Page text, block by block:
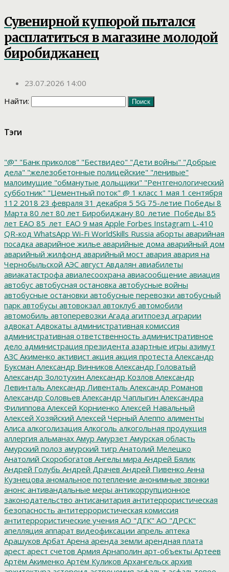
Сувенирной купюрой пытался
расплатиться в магазине молодой
биробиджанец
23.07.2026 14:00
Найти:
Тэги
"@" "Банк приколов" "Бествидео" "Дети войны" "Добрые
дела" "железобетонные полицейские" "ленивые"
малоимущие "обманутые дольщики" "Рентгенологический
субботник" "Цементный поток" @ 1 класс 1 мая 1 сентября
112 2018 23 февраля 31 декабря 5 5G 75-летие Победы 8
Марта 80 лет 80 лет Биробиджану 80_летие_Победы 85
лет ЕАО 85_лет_ЕАО 9 мая Apple Forbes Instagram L-410
QR-код WhatsApp Wi-Fi WorldSkills Russia аборты аварийная
посадка аварийное жилье аварийные дома аварийный дом
аварийный жилфонд аварийный мост авария авария на
Чернобыльской АЭС август Авдалян авиабилеты
авиакатастрофа авиалесоохрана авиасообщение авиация
автобус автобусная остановка автобусные войны
автобусные остановки автобусные перевозки автобусный
парк автобусы автовокзал автоклуб автомобили
автомобиль автоперевозки Агада агитпоезд аграрии
адвокат Адвокаты административная комиссия
административная ответственность административное
дело администрация президента азартные игры азимут
АЗС Акименко активист акция акция протеста Александр
Буксман Александр Винников Александр Головатый
Александр Золотухин Александр Козлов Александр
Левинталь Александр Ливенталь Александр Романов
Александр Соловьев Александр Чаплыгин Александра
Филиппова Алексей Корниенко Алексей Навальный
Алексей Хозяйский Алексей Черный Алеппо алименты
Алиса алкоголизация Алкоголь алкогольная продукция
аллергия альманах Амур Амурзет Амурская область
Амурский полоз амурский тигр Анатолий Мелешко
Анатолий Скоробогатов Ангелы мира Андрей Бялик
Андрей Голубь Андрей Драчев Андрей Пивенко Анна
Кузнецова аномальное потепление анонимные звонки
анонс антивандальные меры антикоррупционное
законодательство антисанитария антитеррористическая
безопасность антитеррористическая комиссия
антитеррористические учения АО "ДГК" АО "ДРСК"
апелляция аппарат видеофиксации апрель аптека
Арашуков Арбат Арена аренда земли арендная плата
арест арест счетов Армия Арнаполин арт-объекты Артеев
Артём Акименко Артём Куликов Архангельск архив